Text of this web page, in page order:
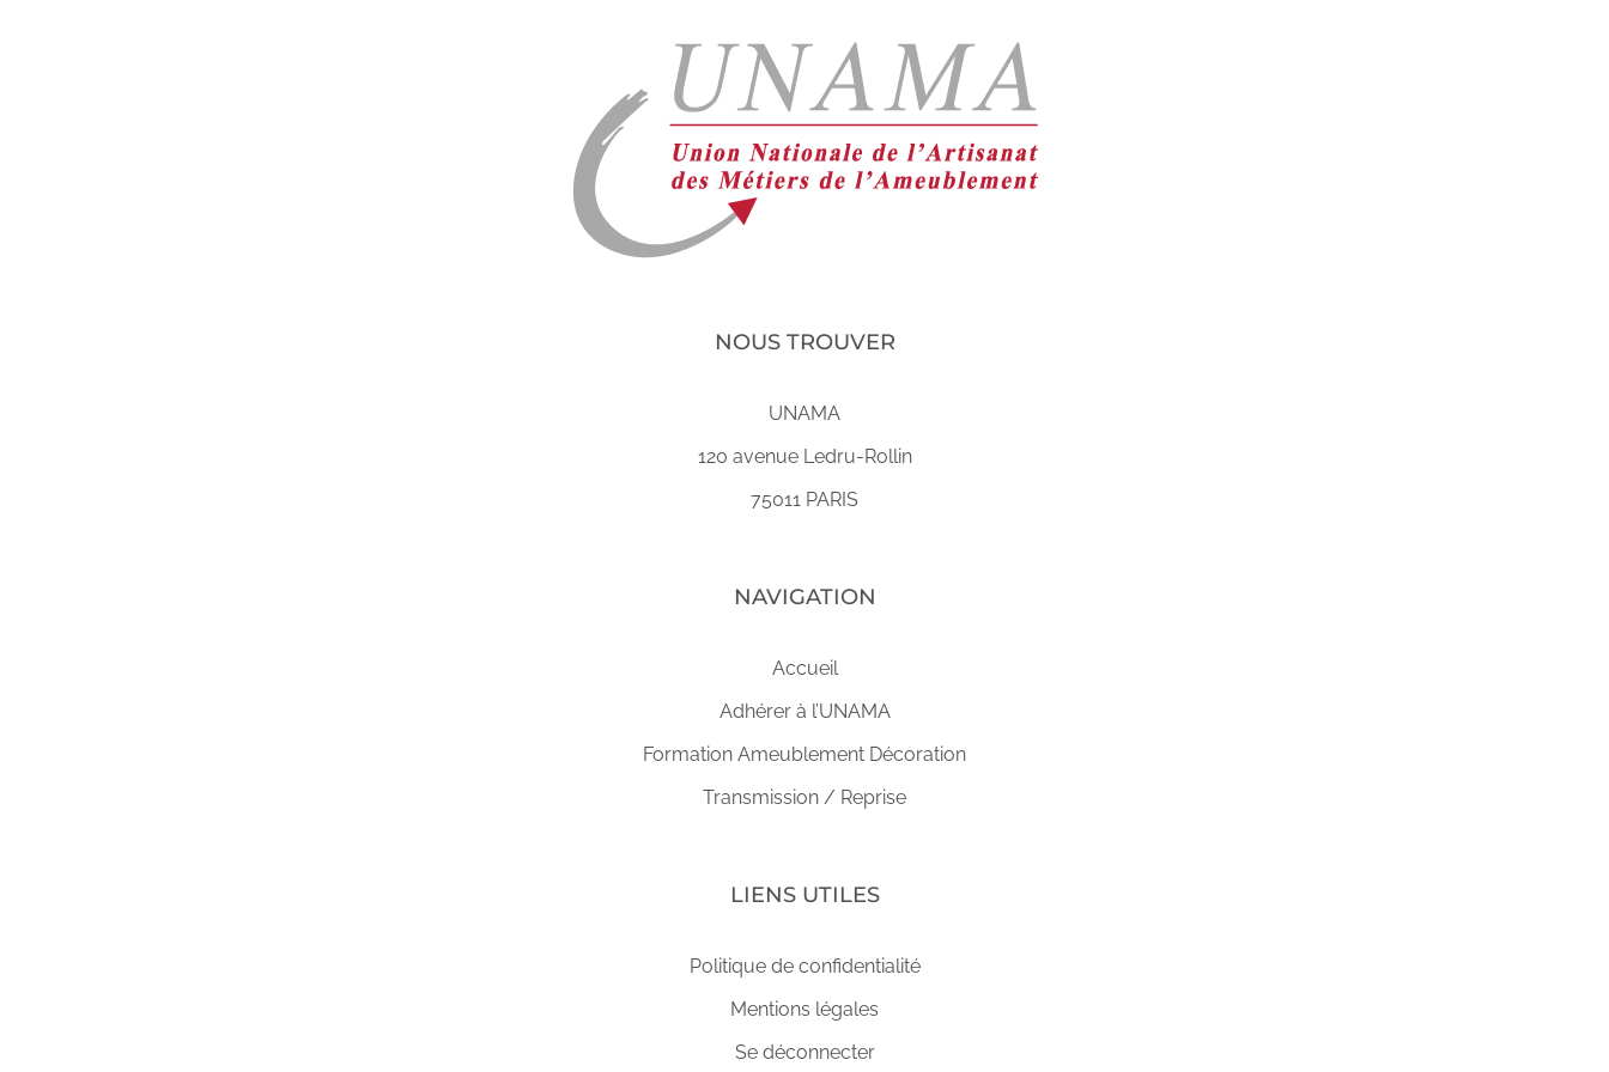
NOUS TROUVER
UNAMA
120 avenue Ledru-Rollin
75011 PARIS
NAVIGATION
Accueil
Adhérer à l’UNAMA
Formation Ameublement Décoration
Transmission / Reprise
LIENS UTILES
Politique de confidentialité
Mentions légales
Se déconnecter